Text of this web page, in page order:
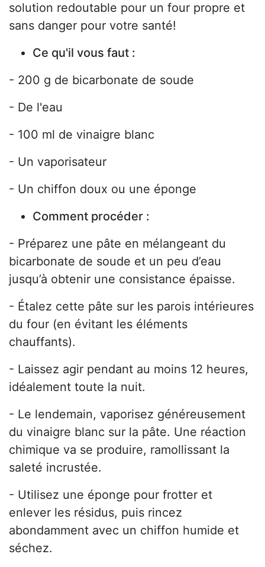
solution redoutable pour un four propre et
sans danger pour votre santé!
Ce qu'il vous faut :
- 200 g de bicarbonate de soude
- De l'eau
- 100 ml de vinaigre blanc
- Un vaporisateur
- Un chiffon doux ou une éponge
Comment procéder :
- Préparez une pâte en mélangeant du
bicarbonate de soude et un peu d’eau
jusqu’à obtenir une consistance épaisse.
- Étalez cette pâte sur les parois intérieures
du four (en évitant les éléments
chauffants).
- Laissez agir pendant au moins 12 heures,
idéalement toute la nuit.
- Le lendemain, vaporisez généreusement
du vinaigre blanc sur la pâte. Une réaction
chimique va se produire, ramollissant la
saleté incrustée.
- Utilisez une éponge pour frotter et
enlever les résidus, puis rincez
abondamment avec un chiffon humide et
séchez.